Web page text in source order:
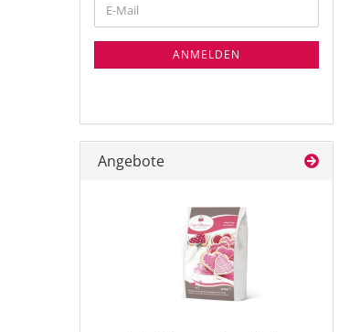
ZUR
NEWSLETTER-
E-
Mail
ANMELDEN
Angebote